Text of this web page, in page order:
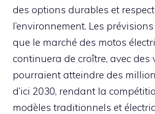
des options durables et
l’environnement. Les
que le marché des motos
continuera de croître, avec des
pourraient atteindre des
d’ici 2030, rendant la
modèles traditionnels et